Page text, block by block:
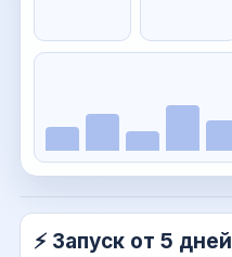
⚡ Запуск от 5 дней